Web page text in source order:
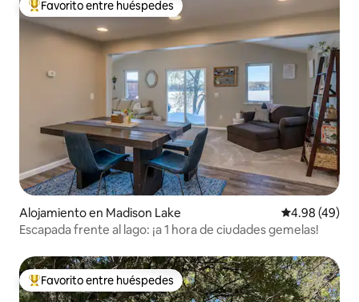
Favorito entre huéspedes preferido
Favorito entre huéspedes
Alojamiento en Madison Lake Calificación
4.98 (49)
Escapada frente al lago: ¡a 1 hora de ciudades gemelas!
Favorito entre huéspedes preferido
Favorito entre huéspedes